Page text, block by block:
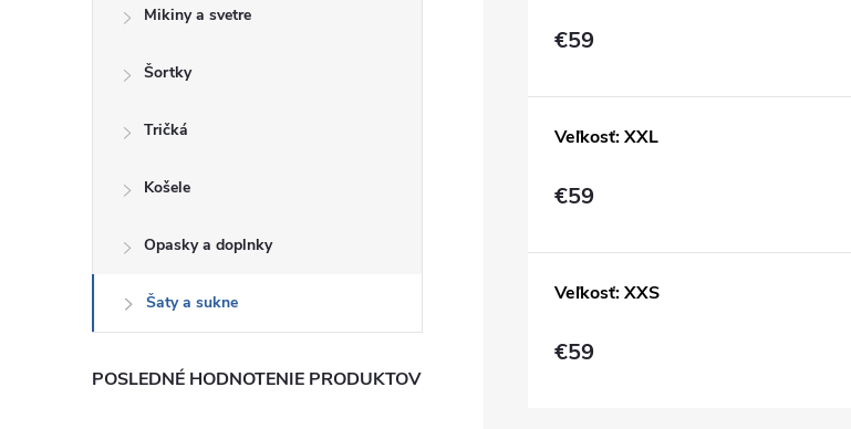
Mikiny a svetre
Šortky
Tričká
Košele
Opasky a doplnky
Šaty a sukne
POSLEDNÉ HODNOTENIE PRODUKTOV
€59
Veľkosť: XXL
€59
Veľkosť: XXS
€59